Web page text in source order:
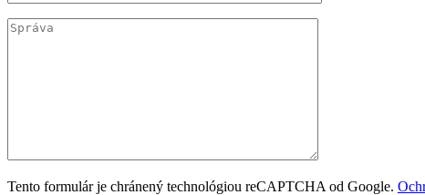
Tento formulár je chránený technológiou reCAPTCHA od Google.